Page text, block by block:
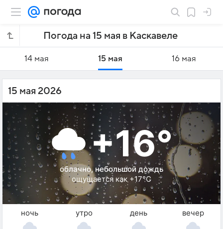
Погода на 15 мая в Каскавеле
14 мая 15 мая 16 мая
15 мая 2026
+16°
облачно, небольшой дождь
ощущается как +17°C
ночь утро день вечер